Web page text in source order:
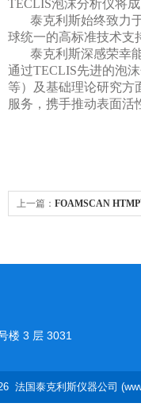
TECLIS泡沫分析仪将
泰克利斯始终致力于
球统一的高标准技术支
泰克利斯深感荣幸能
通过TECLIS先进的泡
等）及基础理论研究方
服务，携手推动表面活
上一篇： FOAMSCAN
楼 3 层 3031
法国泰克利斯仪器公司